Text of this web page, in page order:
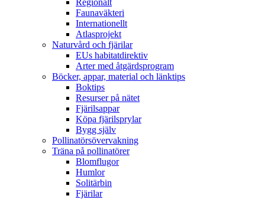
Faunaväkteri
Internationellt
Atlasprojekt
Naturvård och fjärilar
EUs habitatdirektiv
Arter med åtgärdsprogram
Böcker, appar, material och länktips
Boktips
Resurser på nätet
Fjärilsappar
Köpa fjärilsprylar
Bygg själv
Pollinatörsövervakning
Träna på pollinatörer
Blomflugor
Humlor
Solitärbin
Fjärilar